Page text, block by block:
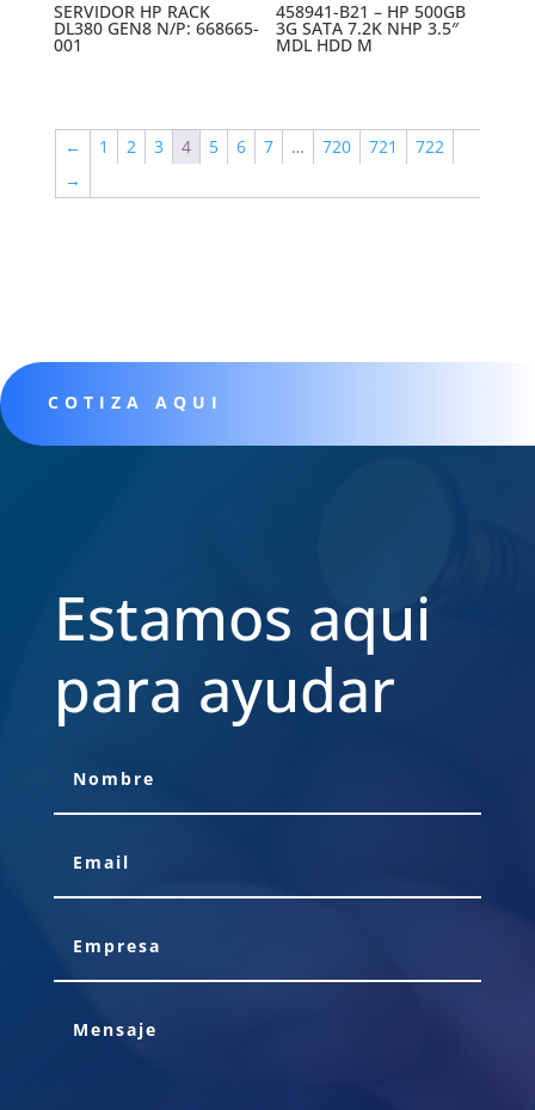
SERVIDOR HP RACK
DL380 GEN8 N/P: 668665-
001
458941-B21 – HP 500GB
3G SATA 7.2K NHP 3.5″
MDL HDD M
← 1 2 3 4 5 6 7 … 720 721
722
→
COTIZA AQUI
Estamos aqui
para ayudar